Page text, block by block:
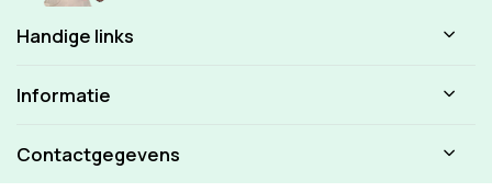
Handige links
Informatie
Contactgegevens